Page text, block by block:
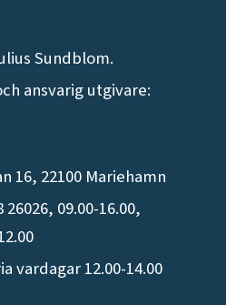
Sundblom.
ansvarig utgivare:
16, 22100 Mariehamn
26026, 09.00-16.00,
vardagar 12.00-14.00